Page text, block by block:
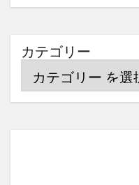
カテゴリー